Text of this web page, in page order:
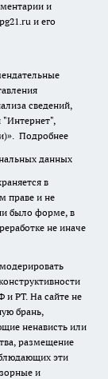
и
и его
сведений,
"Интернет",
Подробнее
данных
в
праве и не
было форме, в
не иначе
и РТ. На сайте не
брань,
ненависть или
размещение
эти
и